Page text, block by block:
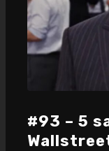
#93 – 5